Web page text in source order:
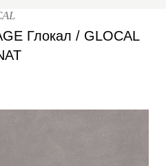
Глокал / GLOCAL